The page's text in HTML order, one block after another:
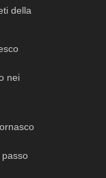
della
nei